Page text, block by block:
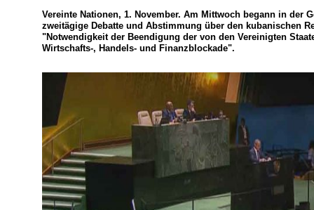
Vereinte Nationen, 1. November. Am Mittwoch begann in der
zweitägige Debatte und Abstimmung über den kubanischen
"Notwendigkeit der Beendigung der von den Vereinigten
Wirtschafts-, Handels- und Finanzblockade".